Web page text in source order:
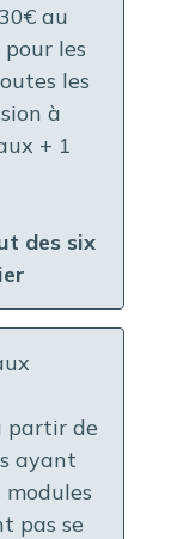
au
les
les
à
+ 1
des six
partir de
ayant
modules
pas se